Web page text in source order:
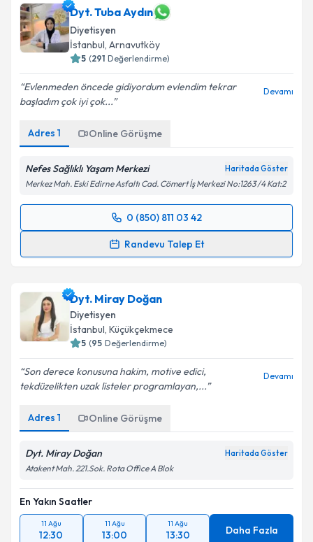
Dyt. Tuba Aydın
Diyetisyen
İstanbul, Arnavutköy
5 (291 Değerlendirme)
Evlenmeden öncede gidiyordum evlendim tekrar
başladım çok iyi çok...
Devamı
Adres 1 Online Görüşme
Nefes Sağlıklı Yaşam Merkezi Haritada Göster
Merkez Mah. Eski Edirne Asfaltı Cad. Cömert İş Merkezi No:1263 /4 Kat:2
0 (850) 811 03 42
Randevu Talep Et
Randevu Takvimi Talebi
hazırlandığında e-posta ile bilgilendireceğiz.
E-posta Adresiniz
Kişisel verilerimin işlenmesine ilişkin
kapsamda işlenmesini kabul ediyorum.
Takvim Talebini Gönder
Dyt. Miray Doğan
Diyetisyen
İstanbul, Küçükçekmece
5 (95 Değerlendirme)
Son derece konusuna hakim, motive edici,
tekdüzelikten uzak listeler programlayan,...
Devamı
Adres 1 Online Görüşme
Dyt. Miray Doğan Haritada Göster
Atakent Mah. 221.Sok. Rota Office A Blok
En Yakın Saatler
11 Ağu
12:30
11 Ağu
13:00
11 Ağu
13:30 Daha Fazla